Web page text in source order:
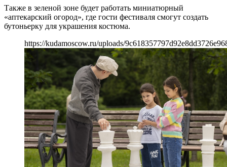
Также в зеленой зоне будет работать миниатюрный
«аптекарский огород», где гости фестиваля смогут создать
бутоньерку для украшения костюма.
https://kudamoscow.ru/uploads/